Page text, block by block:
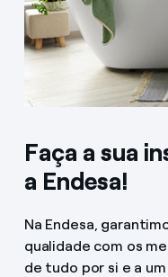
Faça a sua
a Endesa!
Na Endesa,
qualidade com os
de tudo por si e a